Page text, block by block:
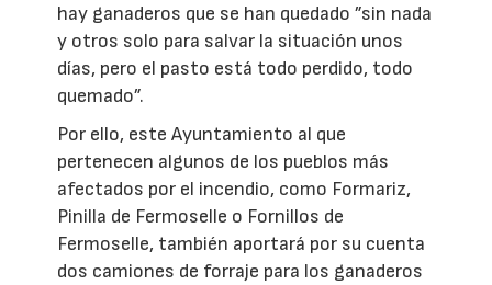
hay ganaderos que se han quedado ”sin nada
y otros solo para salvar la situación unos
días, pero el pasto está todo perdido, todo
quemado”.
Por ello, este Ayuntamiento al que
pertenecen algunos de los pueblos más
afectados por el incendio, como Formariz,
Pinilla de Fermoselle o Fornillos de
Fermoselle, también aportará por su cuenta
dos camiones de forraje para los ganaderos